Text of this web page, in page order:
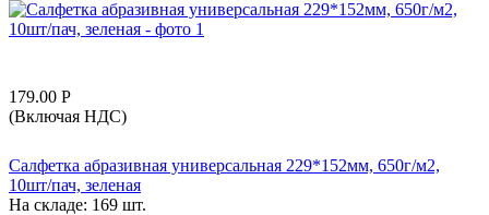
179.00 Р
(Включая НДС)
Салфетка абразивная универсальная 229*152мм, 650г/м2,
10шт/пач, зеленая
На складе: 169 шт.